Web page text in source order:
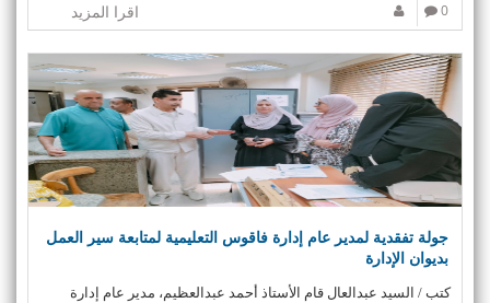
اقرا المزيد 0
جولة تفقدية لمدير عام إدارة فاقوس التعليمية لمتابعة سير العمل
بديوان الإدارة
كتب / السيد عبدالعال قام الأستاذ أحمد عبدالعظيم، مدير عام إدارة